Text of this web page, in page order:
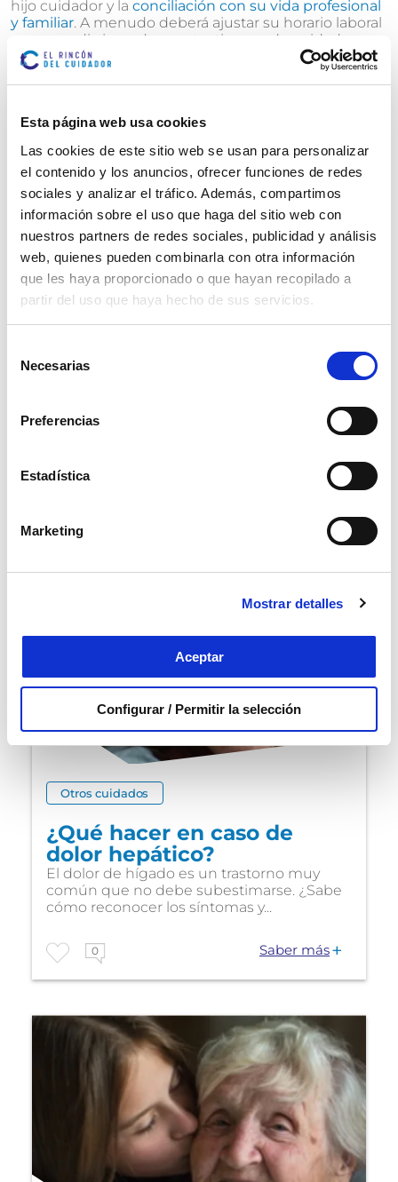
Esta página web usa cookies
Las cookies de este sitio web se usan para personalizar
el contenido y los anuncios, ofrecer funciones de redes
sociales y analizar el tráfico. Además, compartimos
información sobre el uso que haga del sitio web con
nuestros partners de redes sociales, publicidad y análisis
web, quienes pueden combinarla con otra información
que les haya proporcionado o que hayan recopilado a
partir del uso que haya hecho de sus servicios.
Necesarias
Preferencias
Estadística
Marketing
Mostrar detalles
Aceptar
Configurar / Permitir la selección
hijo cuidador y la conciliación con su vida profesional
y familiar. A menudo deberá ajustar su horario laboral
a una media jornada o restar tiempo de cuidado a su
familia (su cónyuge e hijos) para poder cumplir con
su nuevo papel de cuidador. Muchas veces se suele
adoptar este rol de forma temporal, aunque a
mucho más duradera.
Desde El Rincón del Cuidador ® queremos
reconocer y aplaudir a todos estos héroes cotidianos
e invisibles , que sin mayor reconocimiento que la
satisfacción del bienestar de sus familiares dedican
sus vidas al cuidado de sus parejas y padres
dependientes. Os recordamos que en El Rincón del
Cuidador ® estamos para ayudaros, y para hacer
vuestro trabajo lo más llevadero y agradable posible
¿Cómo podemos ayudarte?
Otros cuidados
¿Qué hacer en caso de
dolor hepático?
El dolor de hígado es un trastorno muy
común que no debe subestimarse. ¿Sabe
cómo reconocer los síntomas y...
0 Saber más